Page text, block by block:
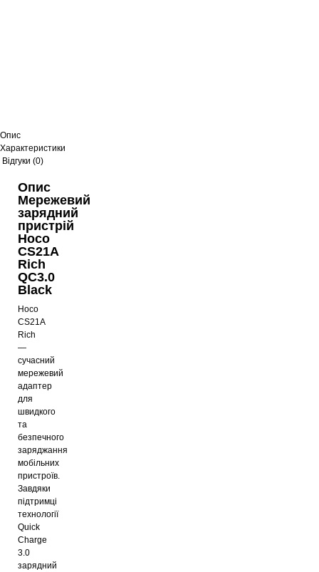
Опис
Характеристики
Відгуки (0)
Опис
Мережевий
зарядний
пристрій
Hoco
CS21A
Rich
QC3.0
Black
Hoco
CS21A
Rich
—
сучасний
мережевий
адаптер
для
швидкого
та
безпечного
заряджання
мобільних
пристроїв.
Завдяки
підтримці
технології
Quick
Charge
3.0
зарядний